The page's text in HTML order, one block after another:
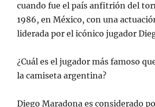
cuando fue el país anfitrión del
1986, en México, con una
liderada por el icónico jugador
¿Cuál es el jugador más famoso
la camiseta argentina?
Diego Maradona es considerado